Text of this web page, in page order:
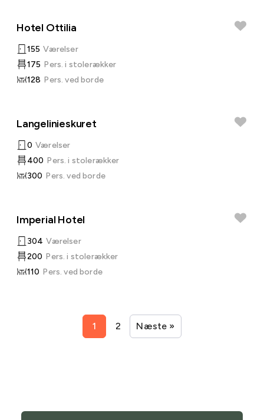
Hotel Ottilia
155 Værelser
175 Pers. i stolerækker
128 Pers. ved borde
Langelinieskuret
0 Værelser
400 Pers. i stolerækker
300 Pers. ved borde
Imperial Hotel
304 Værelser
200 Pers. i stolerækker
110 Pers. ved borde
1 2 Næste »